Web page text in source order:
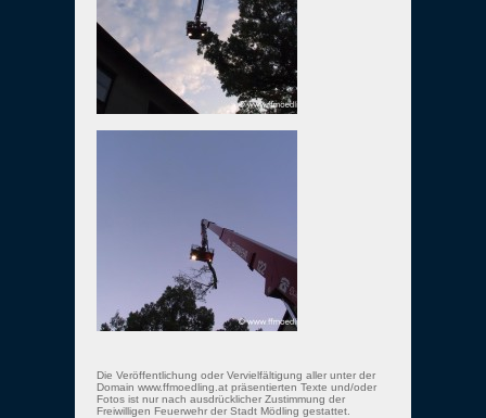
Die Veröffentlichung oder Vervielfältigung aller unter der
Domain www.ffmoedling.at präsentierten Texte und/oder
Fotos ist nur nach ausdrücklicher Zustimmung der
Freiwilligen Feuerwehr der Stadt Mödling gestattet.